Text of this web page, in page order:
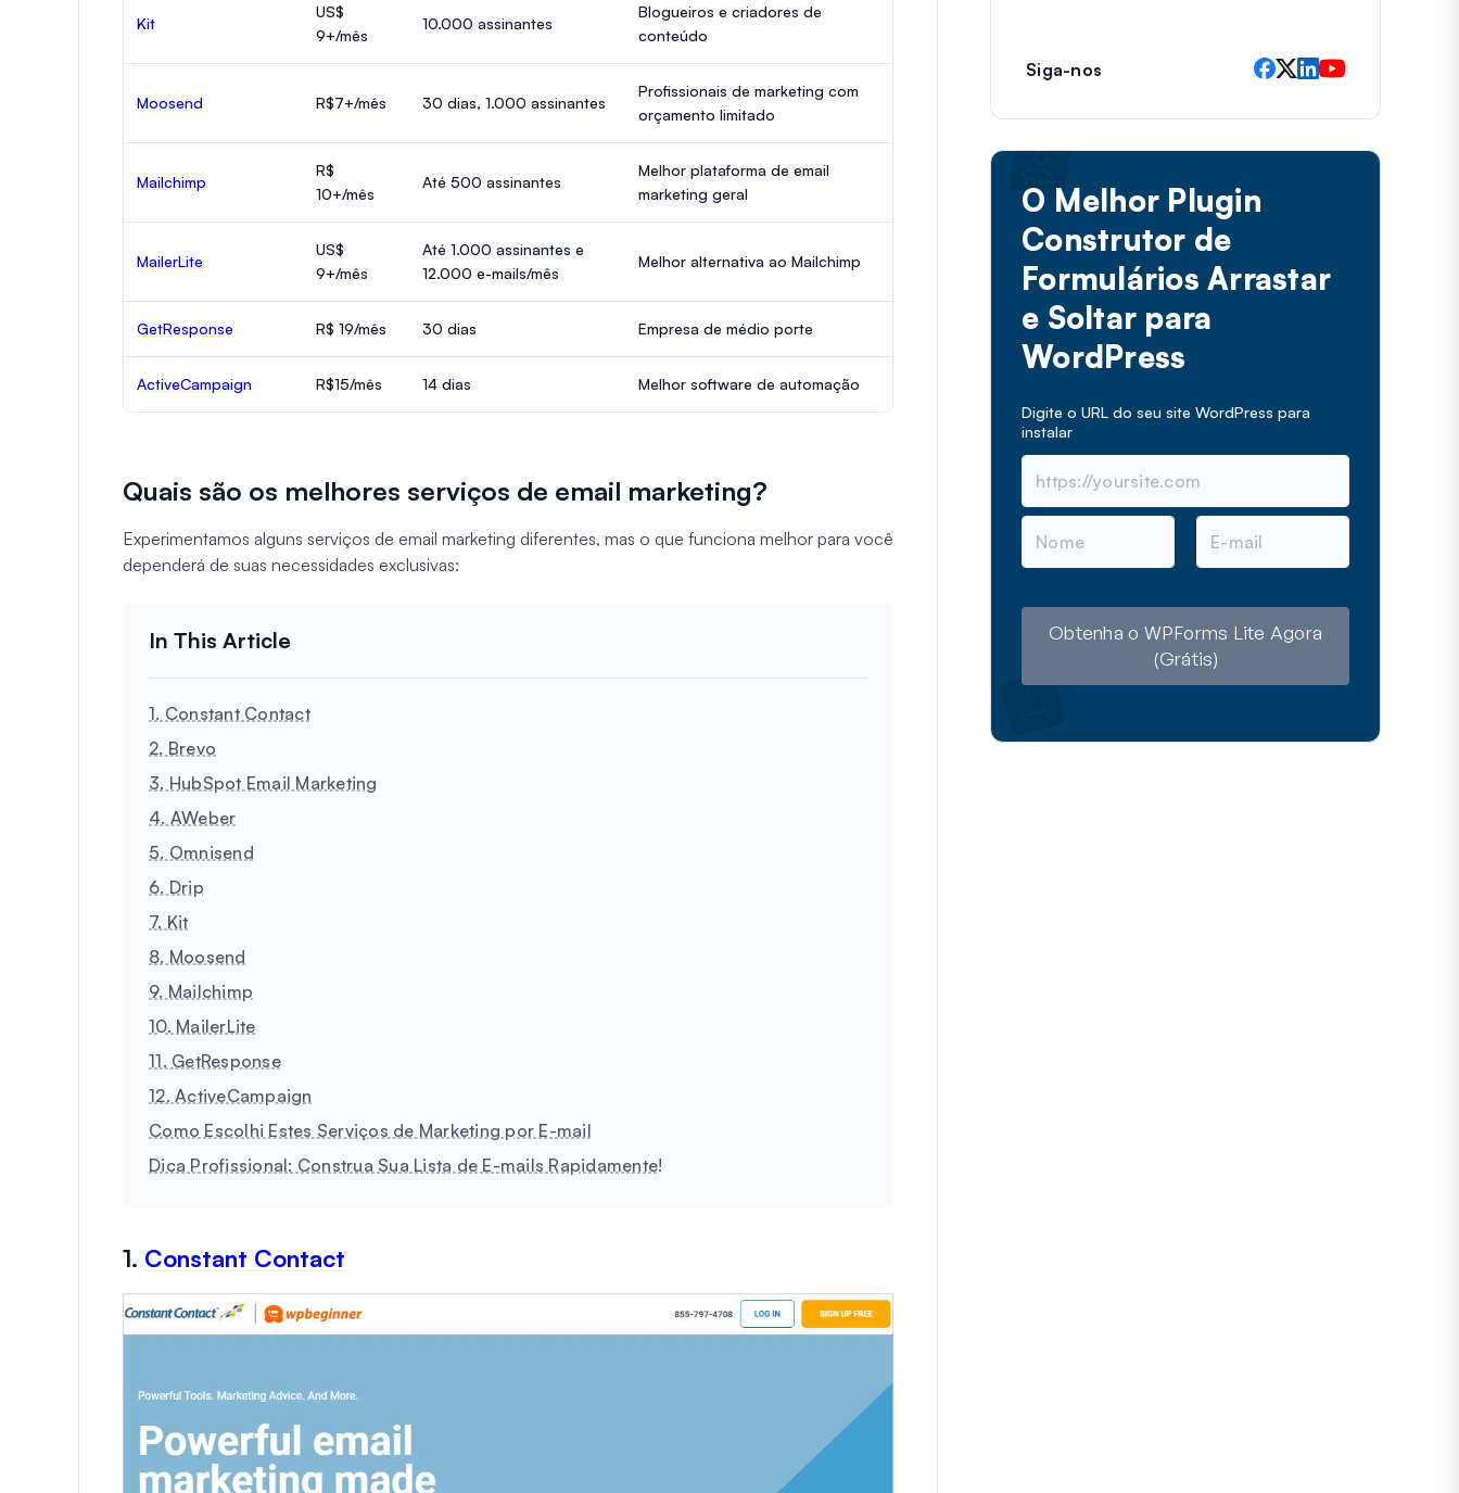
Kit
US$
9+/mês
10.000 assinantes
Blogueiros e criadores de
conteúdo
Moosend R$7+/mês 30 dias, 1.000 assinantes
Profissionais de marketing com
orçamento limitado
Mailchimp
R$
10+/mês
Até 500 assinantes
Melhor plataforma de email
marketing geral
MailerLite
US$
9+/mês
Até 1.000 assinantes e
12.000 e-mails/mês
Melhor alternativa ao Mailchimp
GetResponse R$ 19/mês 30 dias Empresa de médio porte
ActiveCampaign R$15/mês 14 dias Melhor software de automação
Quais são os melhores serviços de email marketing?
Experimentamos alguns serviços de email marketing diferentes, mas o que funciona melhor para você
dependerá de suas necessidades exclusivas:
1. Constant Contact
2. Brevo
3. HubSpot Email Marketing
4. AWeber
5. Omnisend
6. Drip
7. Kit
8. Moosend
9. Mailchimp
10. MailerLite
11. GetResponse
12. ActiveCampaign
Como Escolhi Estes Serviços de Marketing por E-mail
Dica Profissional: Construa Sua Lista de E-mails Rapidamente!
1. Constant Contact
Siga-nos
O Melhor Plugin
Construtor de
Formulários Arrastar
e Soltar para
WordPress
Digite o URL do seu site WordPress para
instalar
N
m
E
m
Obtenha o WPForms Lite Agora
(Grátis)